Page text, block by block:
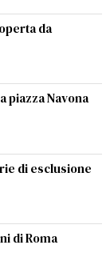
da
piazza Navona
di esclusione
di Roma